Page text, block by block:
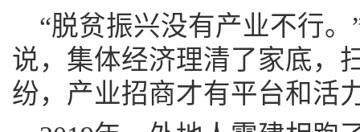
“脱贫振兴没有产业不行
说，集体经济理清了家底，
纷，产业招商才有平台和活